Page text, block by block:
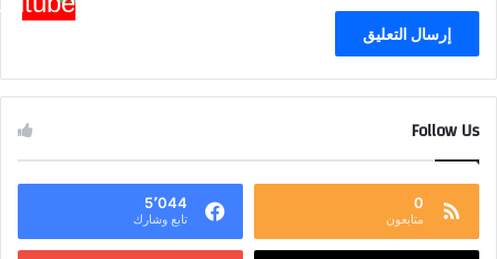
Follow Us
0
متابعون
5٬044
تابع وشارك